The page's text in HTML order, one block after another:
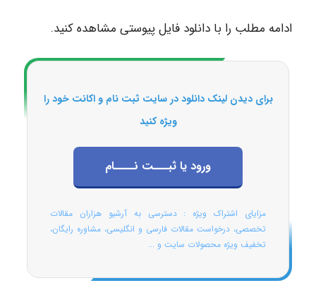
ادامه مطلب را با دانلود فایل پیوستی مشاهده کنید.
برای دیدن لینک دانلود در سایت ثبت نام و اکانت خود را
ویژه کنید
ورود یا ثبـــت نــــام
مزایای اشتراک ویژه : دسترسی به آرشیو هزاران مقالات
تخصصی، درخواست مقالات فارسی و انگلیسی، مشاوره رایگان،
تخفیف ویژه محصولات سایت و ...